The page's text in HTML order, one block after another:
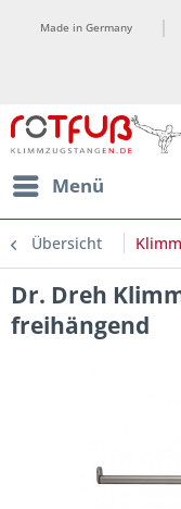
Made in Germany
Menü
Übersicht
Dr. Dreh
freihängend